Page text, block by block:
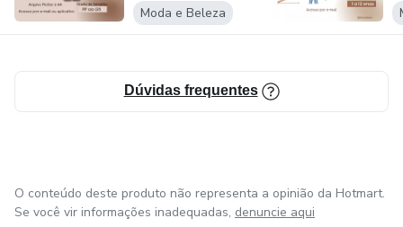
Moda e Beleza
Dúvidas frequentes
O conteúdo deste produto não representa a opinião da Hotmart.
Se você vir informações inadequadas, denuncie aqui